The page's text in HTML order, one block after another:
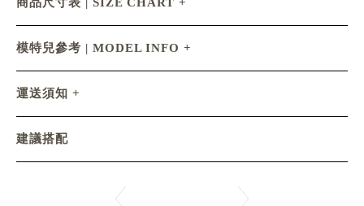
模特兒參考 | MODEL INFO
運送須知
建議搭配